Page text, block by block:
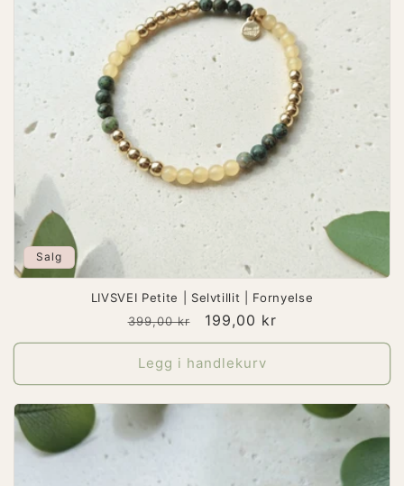
Salg
LIVSVEI Petite | Selvtillit | Fornyelse
Vanlig
pris
399,00 kr Salgspris
199,00 kr
Legg i handlekurv